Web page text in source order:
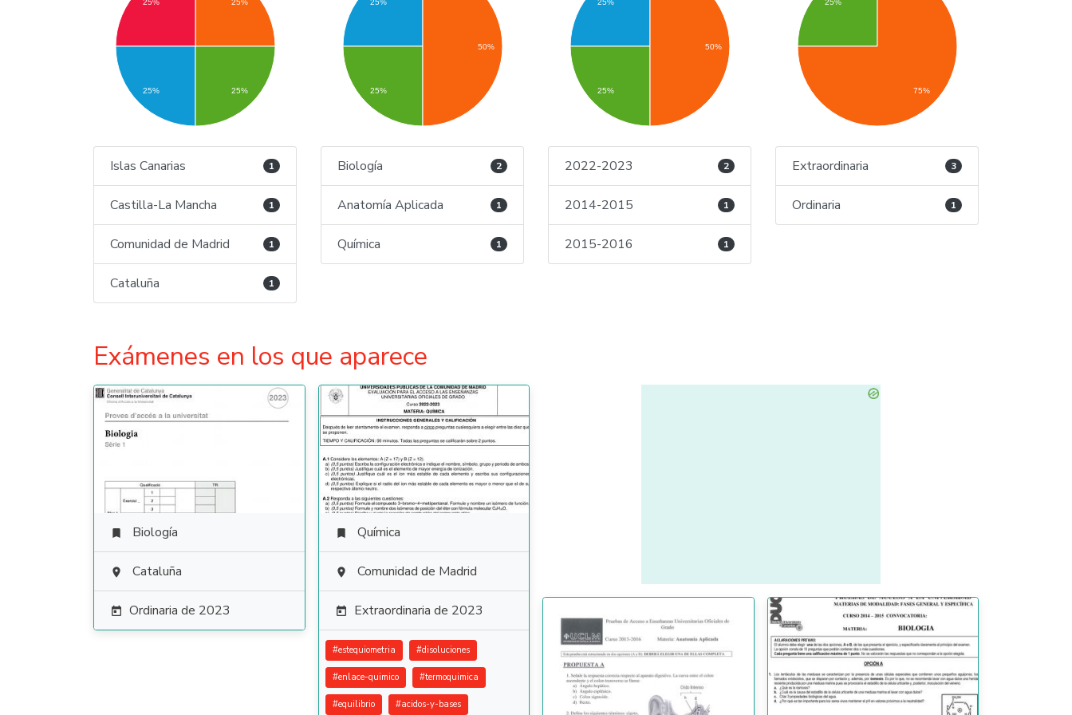
25% 25%
Islas Canarias 1
Castilla-La Mancha 1
Comunidad de Madrid 1
Cataluña 1
25%
50%
Biología 2
Anatomía Aplicada 1
Química 1
25%
50%
2022-2023 2
2014-2015 1
2015-2016 1
75%
Extraordinaria 3
Ordinaria 1
Exámenes en los que aparece
 Biología
 Cataluña
 Ordinaria de 2023
 Química
 Comunidad de Madrid
 Extraordinaria de 2023
#estequiometria #disoluciones
#enlace-quimico #termoquimica
#equilibrio #acidos-y-bases